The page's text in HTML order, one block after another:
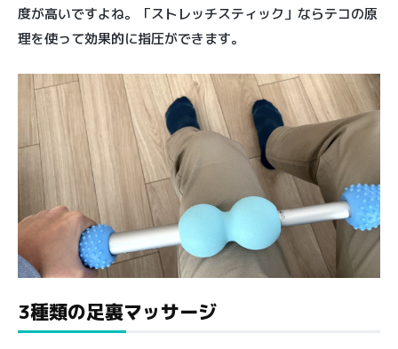
度が高いですよね。「ストレッチスティック」ならテコの原
理を使って効果的に指圧ができます。
3種類の足裏マッサージ